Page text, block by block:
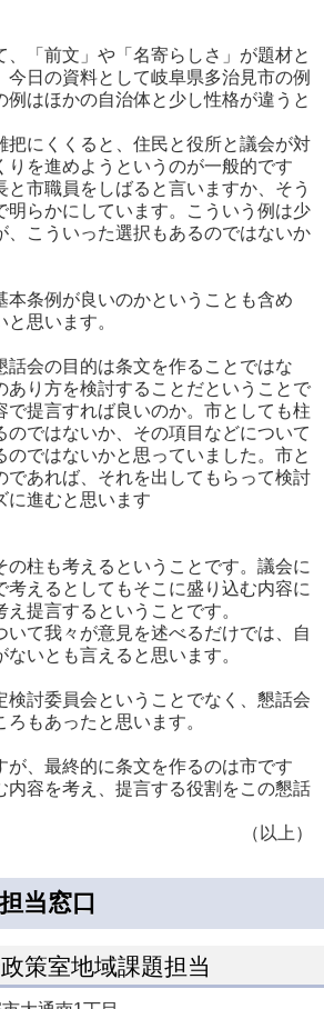
、「前文」や「名寄らしさ」が題材と
今日の資料として岐阜県多治見市の例
例はほかの自治体と少し性格が違うと
把にくくると、住民と役所と議会が対
りを進めようというのが一般的です
と市職員をしばると言いますか、そう
明らかにしています。こういう例は少
、こういった選択もあるのではないか
本条例が良いのかということも含め
思います。
話会の目的は条文を作ることではな
あり方を検討することだということで
で提言すれば良いのか。市としても柱
のではないか、その項目などについて
のではないかと思っていました。市と
であれば、それを出してもらって検討
に進むと思います
の柱も考えるということです。議会に
考えるとしてもそこに盛り込む内容に
提言するということです。
いて我々が意見を述べるだけでは、自
いとも言えると思います。
検討委員会ということでなく、懇話会
もあったと思います。
が、最終的に条文を作るのは市です
内容を考え、提言する役割をこの懇話
（以上）
当窓口
策室地域課題担当